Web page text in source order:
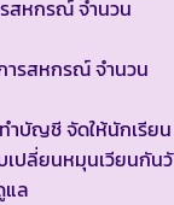
สหกรณ์ จำนวน
ารสหกรณ์ จำนวน
ำบัญชี จัดให้นักเรียน
เปลี่ยนหมุนเวียนกัน
แล